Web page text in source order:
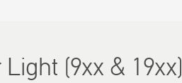
(9xx & 19xx)